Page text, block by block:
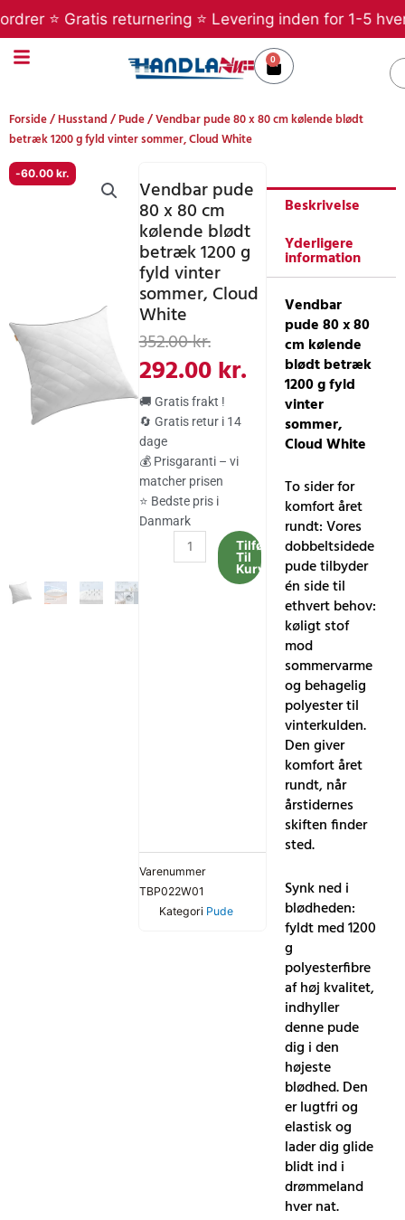
til
indholdet
⭐ Gratis returnering ⭐ Levering inden for 1-5
0
Kurv
Forside/Husstand/Pude/ Vendbar pude 80 x 80 cm kølende blødt
betræk 1200 g fyld vinter sommer, Cloud White
-60.00 kr.
Vendbar pude
80 x 80 cm
kølende blødt
betræk 1200 g
fyld vinter
sommer, Cloud
White
352.00kr.Den
oprindelige
pris
var:
352.00 kr..
292.00kr.
Den
aktuelle
pris
292.00 kr..
🚚 Gratis frakt !
🔄 Gratis retur i 14
dage
💰 Prisgaranti – vi
matcher prisen
⭐ Bedste pris i
Danmark
80
antal
Tilføj
Til
Kurv
Varenummer
TBP022W01
Kategori Pude
Beskrivelse
Yderligere
information
Vendbar
pude 80 x 80
cm kølende
blødt betræk
1200 g fyld
vinter
sommer,
Cloud White
To sider for
komfort året
rundt: Vores
dobbeltsidede
pude tilbyder
én side til
ethvert behov:
køligt stof
mod
sommervarme
og behagelig
polyester til
vinterkulden.
Den giver
komfort året
rundt, når
årstidernes
skiften finder
sted.
Synk ned i
blødheden:
fyldt med 1200
g
polyesterfibre
af høj kvalitet,
indhyller
denne pude
dig i den
højeste
blødhed. Den
er lugtfri og
elastisk og
lader dig glide
blidt ind i
drømmeland
hver nat.